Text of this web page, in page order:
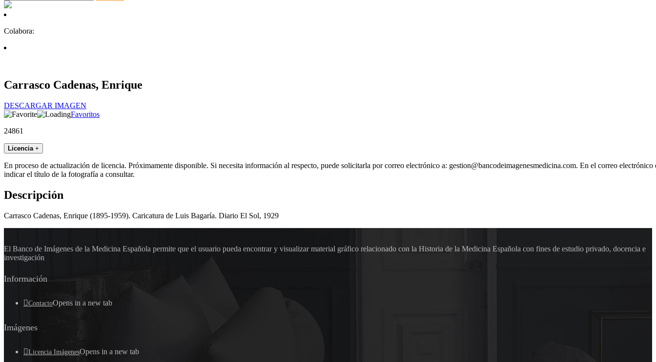
Colabora:
Carrasco Cadenas, Enrique
DESCARGAR IMAGEN
Favoritos
24861
Licencia +
En proceso de actualización de licencia. Próximamente disponible. Si necesita información al respecto, puede solicitarla por correo electrónico a: gestion@bancodeimagenesmedicina.com. En el correo electrónico
indicar el título de la fotografía a consultar.
Descripción
Carrasco Cadenas, Enrique (1895-1959). Caricatura de Luis Bagaría. Diario El Sol, 1929
El Banco de Imágenes de la Medicina Española permite que el usuario pueda encontrar y visualizar material gráfico relacionado con la Historia de la Medicina Española con fines de estudio privado, docencia e
investigación
Información
ContactoOpens in a new tab
Imágenes
Licencia ImágenesOpens in a new tab